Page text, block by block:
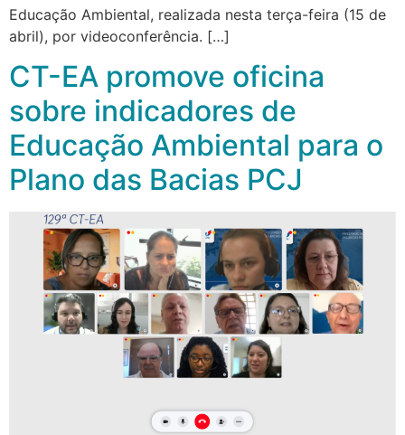
Educação Ambiental, realizada nesta terça-feira (15 de
abril), por videoconferência. […]
CT-EA promove oficina
sobre indicadores de
Educação Ambiental para o
Plano das Bacias PCJ